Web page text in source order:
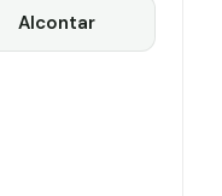
Alcontar